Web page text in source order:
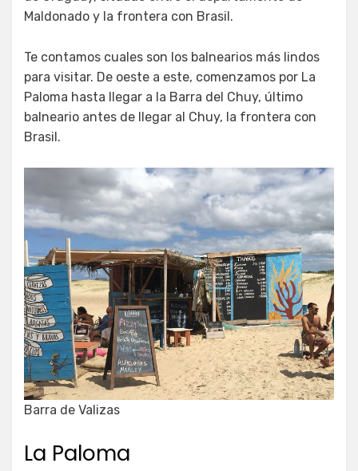
Maldonado y la frontera con Brasil.
Te contamos cuales son los balnearios más lindos
para visitar. De oeste a este, comenzamos por La
Paloma hasta llegar a la Barra del Chuy, último
balneario antes de llegar al Chuy, la frontera con
Brasil.
Barra de Valizas
La Paloma